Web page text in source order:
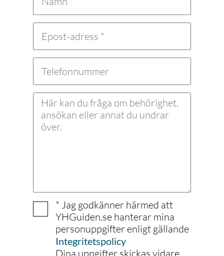
* Jag godkänner härmed att
YHGuiden.se hanterar mina
personuppgifter enligt gällande
Integritetspolicy
Dina uppgifter skickas vidare